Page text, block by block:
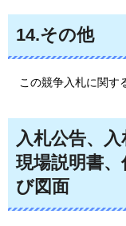
14.その他
この競争入札に関す
入札公告、入
現場説明書
び図面